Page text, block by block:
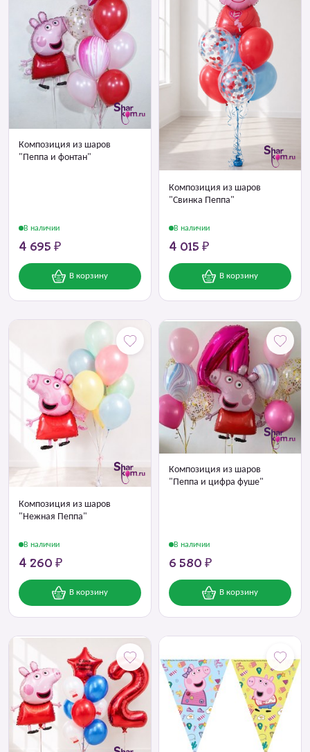
Композиция из шаров
"Пеппа и фонтан"
В наличии
4 695 ₽
В корзину
Композиция из шаров
"Свинка Пеппа"
В наличии
4 015 ₽
В корзину
Композиция из шаров
"Нежная Пеппа"
В наличии
4 260 ₽
В корзину
Композиция из шаров
"Пеппа и цифра фуше"
В наличии
6 580 ₽
В корзину